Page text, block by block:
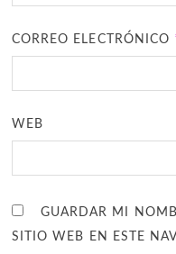
CORREO ELECTRÓNICO
WEB
GUARDAR MI
SITIO WEB EN ESTE